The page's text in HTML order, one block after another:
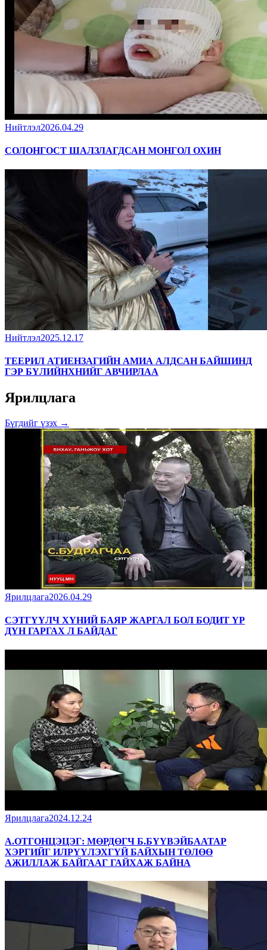
Нийтлэл2026.04.29
СОЛОНГОСТ ШАЛЗЛАГДСАН МОНГОЛ ОХИН
Нийтлэл2025.12.17
ТЕЕРИЛ АТИЕНЗАГИЙН АМИА АЛДСАН БАЙШИНД
ГЭР БҮЛИЙНХНИЙГ АВЧИРЛАА
Ярилцлага
Бүгдийг үзэх →
Ярилцлага2026.04.29
СЭТГҮҮЛЧ ХҮНИЙ БАЯР ЖАРГАЛ БОЛ БОДИТ ҮР
ДҮН ГАРГАХ Л БАЙДАГ
Ярилцлага2024.12.24
А.ОТГОНЦЭЦЭГ: МӨРДӨГЧ Б.БҮҮВЭЙБААТАР
ХЭРГИЙГ ИЛРҮҮЛЭХГҮЙ БАЙХЫН ТӨЛӨӨ
АЖИЛЛАЖ БАЙГААГ ГАЙХАЖ БАЙНА